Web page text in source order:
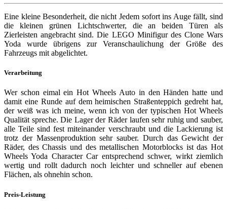
Eine kleine Besonderheit, die nicht Jedem sofort ins Auge fällt, sind
die kleinen grünen Lichtschwerter, die an beiden Türen als
Zierleisten angebracht sind. Die LEGO Minifigur des Clone Wars
Yoda wurde übrigens zur Veranschaulichung der Größe des
Fahrzeugs mit abgelichtet.
Verarbeitung
Wer schon eimal ein Hot Wheels Auto in den Händen hatte und
damit eine Runde auf dem heimischen Straßenteppich gedreht hat,
der weiß was ich meine, wenn ich von der typischen Hot Wheels
Qualität spreche. Die Lager der Räder laufen sehr ruhig und sauber,
alle Teile sind fest miteinander verschraubt und die Lackierung ist
trotz der Massenproduktion sehr sauber. Durch das Gewicht der
Räder, des Chassis und des metallischen Motorblocks ist das Hot
Wheels Yoda Character Car entsprechend schwer, wirkt ziemlich
wertig und rollt dadurch noch leichter und schneller auf ebenen
Flächen, als ohnehin schon.
Preis-Leistung